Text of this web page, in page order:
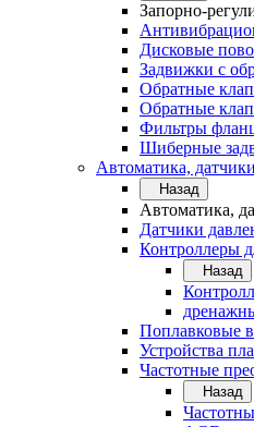
Запорно-
Дисковые
Задвижки с
Обратные
Обратные
Фильтры
Шиберные
Автоматика,
Назад
Автоматика,
Датчики
Контроллеры
Назад
Поплавковые
Устройства
Частотные
Назад